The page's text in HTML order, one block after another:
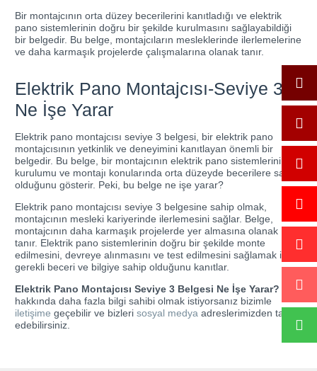
Bir montajcının orta düzey becerilerini kanıtladığı ve elektrik
pano sistemlerinin doğru bir şekilde kurulmasını sağlayabildiği
bir belgedir. Bu belge, montajcıların mesleklerinde ilerlemelerine
ve daha karmaşık projelerde çalışmalarına olanak tanır.
Elektrik Pano Montajcısı-Seviye 3
Ne İşe Yarar
Elektrik pano montajcısı seviye 3 belgesi, bir elektrik pano
montajcısının yetkinlik ve deneyimini kanıtlayan önemli bir
belgedir. Bu belge, bir montajcının elektrik pano sistemlerinin
kurulumu ve montajı konularında orta düzeyde becerilere sahip
olduğunu gösterir. Peki, bu belge ne işe yarar?
Elektrik pano montajcısı seviye 3 belgesine sahip olmak,
montajcının mesleki kariyerinde ilerlemesini sağlar. Belge,
montajcının daha karmaşık projelerde yer almasına olanak
tanır. Elektrik pano sistemlerinin doğru bir şekilde monte
edilmesini, devreye alınmasını ve test edilmesini sağlamak için
gerekli beceri ve bilgiye sahip olduğunu kanıtlar.
Elektrik Pano Montajcısı Seviye 3 Belgesi Ne İşe Yarar?
hakkında daha fazla bilgi sahibi olmak istiyorsanız bizimle
iletişime geçebilir ve bizleri sosyal medya adreslerimizden takip
edebilirsiniz.